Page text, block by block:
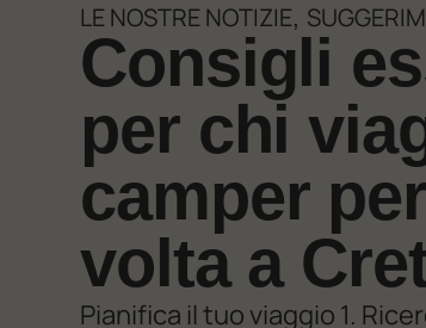
LE NOSTRE NOTIZIE,
Consigli
per chi
camper
volta a
Pianifica il tuo viaggio 1.